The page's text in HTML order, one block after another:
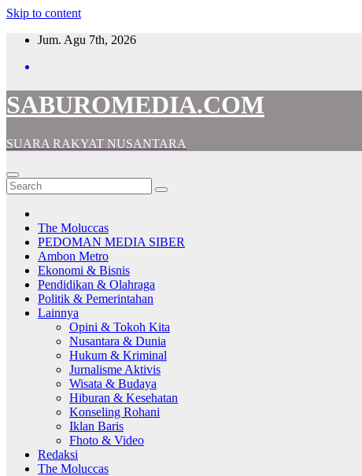
Skip to content
Jum. Agu 7th, 2026
SABUROMEDIA.COM
SUARA RAKYAT NUSANTARA
The Moluccas
PEDOMAN MEDIA SIBER
Ambon Metro
Ekonomi & Bisnis
Pendidikan & Olahraga
Politik & Pemerintahan
Lainnya
Opini & Tokoh Kita
Nusantara & Dunia
Hukum & Kriminal
Jurnalisme Aktivis
Wisata & Budaya
Hiburan & Kesehatan
Konseling Rohani
Iklan Baris
Fhoto & Video
Redaksi
The Moluccas